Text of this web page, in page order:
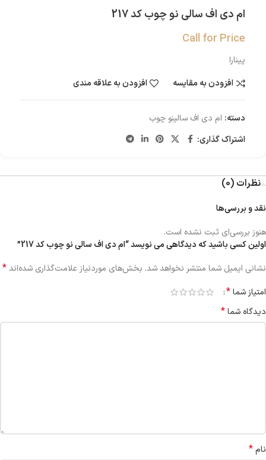
ام دی اف سالی نو چوب کد 217
Call for Price
پینارا
افزودن به مقایسه
افزودن به علاقه مندی
دسته: ام دی اف سالینو چوب
اشتراک گذاری:
نظرات (0)
نقد و بررسی‌ها
هنوز بررسی‌ای ثبت نشده است.
اولین کسی باشید که دیدگاهی می نویسد “ام دی اف سالی نو چوب کد 217”
نشانی ایمیل شما منتشر نخواهد شد. بخش‌های موردنیاز علامت‌گذاری شده‌اند*
امتیاز شما*
دیدگاه شما*
نام*